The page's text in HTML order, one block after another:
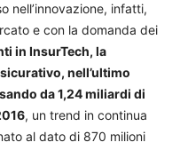
nell’innovazione, infatti,
e con la domanda dei
in InsurTech, la
nell’ultimo
da 1,24 miliardi di
, un trend in continua
al dato di 870 milioni